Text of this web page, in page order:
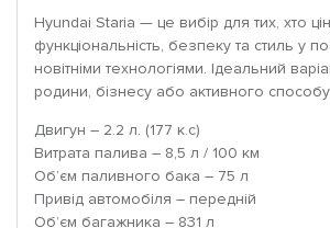
Hyundai Staria — це вибір для тих, хто
функціональність, безпеку та стиль у
новітніми технологіями. Ідеальний
родини, бізнесу або активного способу
Двигун – 2.2 л. (177 к.с)
Витрата палива – 8,5 л / 100 км
Об’єм паливного бака – 75 л
Привід автомобіля – передній
Об’єм багажника – 831 л